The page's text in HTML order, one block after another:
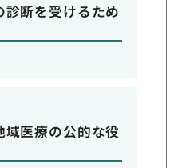
断を受けるため
医療の公的な役